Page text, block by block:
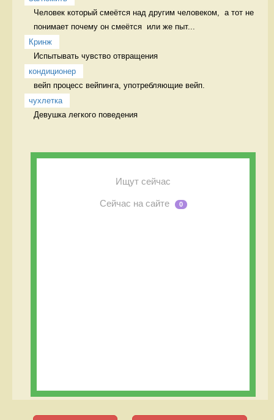
Человек который смеётся над другим человеком,  а тот не
понимает почему он смеётся  или же пыт...
Кринж
Испытывать чувство отвращения
кондиционер
вейп процесс вейпинга, употребляющие вейп.
чухлетка
Девушка легкого поведения
Ищут сейчас
Сейчас на сайте 0